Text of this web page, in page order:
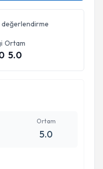
değerlendirme
Ortam
5.0
Ortam
5.0